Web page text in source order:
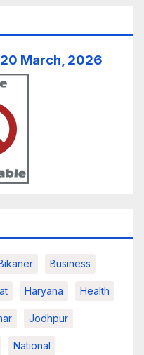
March, 2026
Bikaner Business
Haryana Health
Jodhpur
National